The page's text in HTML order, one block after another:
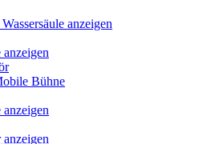
anzeigen
anzeigen
Bühne
anzeigen